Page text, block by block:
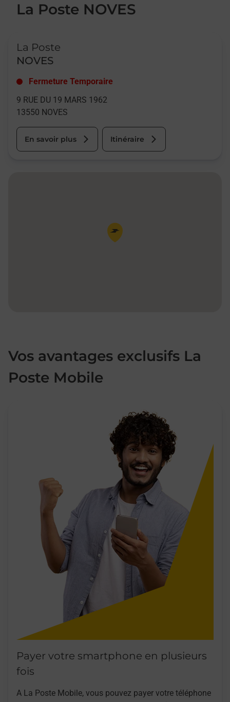
La Poste NOVES
La Poste
NOVES
Fermeture Temporaire
9 RUE DU 19 MARS 1962
13550 NOVES
En savoir plus Itinéraire
Pin de la carte
Vos avantages exclusifs La
Poste Mobile
Payer votre smartphone en plusieurs
fois
A La Poste Mobile, vous pouvez payer votre téléphone